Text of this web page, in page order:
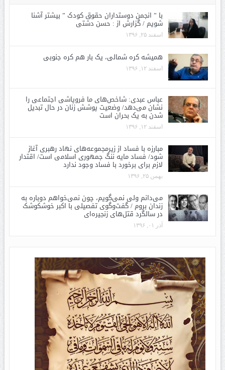
با ” انجمن دوستداران حقوق کودک ” بیشتر آشنا
شویم / گزارش از : حسن دشتی
اسفند ۲۵, ۱۳۹۶
همیشه کره شمالی، یک بار هم کره جنوبی
اسفند ۱۲, ۱۳۹۶
عباس عبدی: شاخص‌های ما فروپاشی اجتماعی را
نشان می‌دهد/ وضعیت پوشش زنان در حال تبدیل
شدن به یک بحران است
اسفند ۱۲, ۱۳۹۶
مبارزه با فساد از زیرمجموعه‌های نهاد رهبری آغاز
شود/ فساد مایه ننگ جمهوری اسلامی است/ اقتدار
لازم برای برخورد با فساد وجود ندارد
بهمن ۲۵, ۱۳۹۶
می‌دانم ولی نمی‌گویم، چون نمی‌خواهم دوباره به
زندان بروم / گفت‌وگوی تفصیلی با اکبر خوشکوشک
در سالگرد قتل‌های زنجیره‌ای
آذر ۰۱, ۱۳۹۶